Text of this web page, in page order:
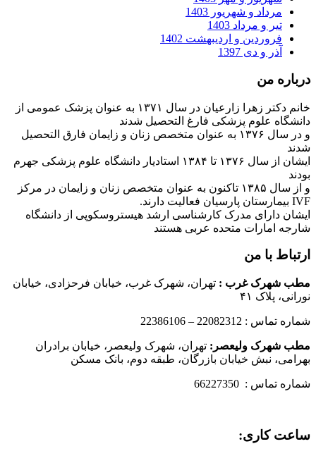
مرداد و شهریور 1403
تیر و مرداد 1403
فروردین و اردیبهشت 1402
آذر و دی 1397
درباره من
خانم دکتر زهرا زارعیان در سال ۱۳۷۱ به عنوان پزشک عمومی از
دانشگاه علوم پزشکی فارغ التحصیل شدند
و در سال ۱۳۷۶ به عنوان متخصص زنان و زایمان فارق التحصیل
شدند
ایشان از سال ۱۳۷۶ تا ۱۳۸۴ استادیار دانشگاه علوم پزشکی جهرم
بودند
و از سال ۱۳۸۵ تاکنون به عنوان متخصص زنان و زایمان در مرکز
IVF بیمارستان پارسیان فعالیت دارند.
ایشان دارای مدرک کارشناسی ارشد هیستروسکوپی از دانشگاه
شارجه امارات متحده عربی هستند
ارتباط با من
مطب شهرک غرب : تهران، شهرک غرب، خیابان فرحزادی، خیابان
نورانی، پلاک ۴۱
شماره تماس : 22082312 – 22386106
مطب شهرک ولیعصر: تهران، شهرک ولیعصر، خیابان برادران
بهرامی، نبش خیابان بازرگان، طبقه دوم، بانک مسکن
شماره تماس : 66227350
ساعت کاری: